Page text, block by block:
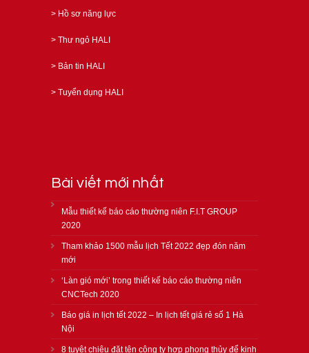
> Hồ sơ năng lực
> Thư ngỏ HALI
> Bản tin HALI
> Tuyển dụng HALI
Bài viết mới nhất
Mẫu thiết kế báo cáo thường niên F.I.T GROUP
2020
Tham khảo 1500 mẫu lịch Tết 2022 đẹp đón năm
mới
‘Làn gió mới’ trong thiết kế báo cáo thường niên
CNCTech 2020
Báo giá in lịch tết 2022 – In lịch tết giá rẻ số 1 Hà
Nội
8 tuyệt chiêu đặt tên công ty hợp phong thủy để kinh